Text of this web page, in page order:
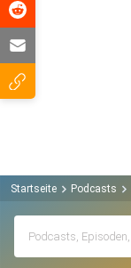
Startseite Podcasts